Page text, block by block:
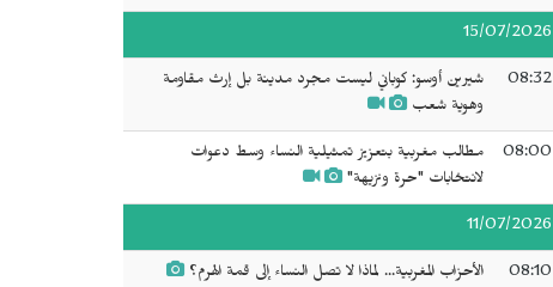
15/07/2026
08:32
شيرين أوسو: كوباني ليست مجرد مدينة بل إرث مقاومة
وهوية شعب
08:00
مطالب مغربية بتعزيز تمثيلية النساء وسط دعوات
لانتخابات "حرة ونزيهة"
11/07/2026
08:10 الأحزاب المغربية... لماذا لا تصل النساء إلى قمة الهرم؟